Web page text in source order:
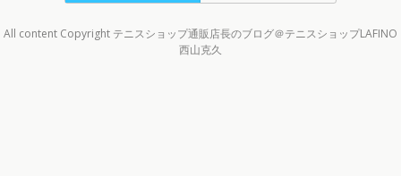
All content Copyright テニスショップ通販店長のブログ＠テニスショップLAFINO
西山克久